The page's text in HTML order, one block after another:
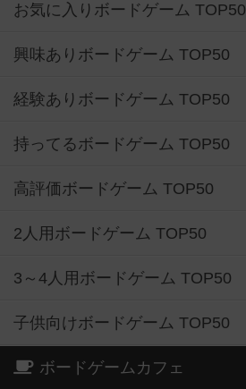
お気に入りボードゲーム TOP50
興味ありボードゲーム TOP50
経験ありボードゲーム TOP50
持ってるボードゲーム TOP50
高評価ボードゲーム TOP50
2人用ボードゲーム TOP50
3～4人用ボードゲーム TOP50
子供向けボードゲーム TOP50
ボードゲームカフェ